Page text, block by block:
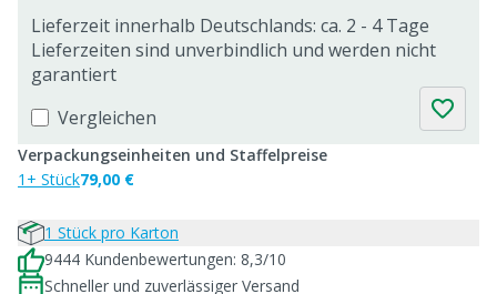
Lieferzeit innerhalb Deutschlands: ca. 2 - 4 Tage
Lieferzeiten sind unverbindlich und werden nicht
garantiert
Vergleichen
Verpackungseinheiten und Staffelpreise
1+ Stück79,00 €
1 Stück pro Karton
9444 Kundenbewertungen: 8,3/10
Schneller und zuverlässiger Versand